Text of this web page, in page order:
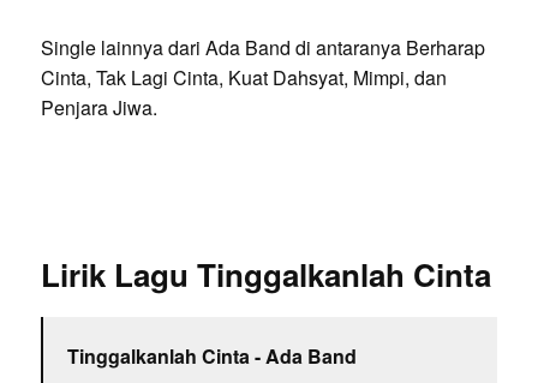
Single lainnya dari Ada Band di antaranya Berharap
Cinta, Tak Lagi Cinta, Kuat Dahsyat, Mimpi, dan
Penjara Jiwa.
Lirik Lagu Tinggalkanlah Cinta
Tinggalkanlah Cinta - Ada Band